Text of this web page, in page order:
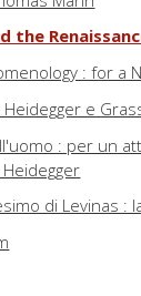
the
: for a
e
: per un
di Levinas :